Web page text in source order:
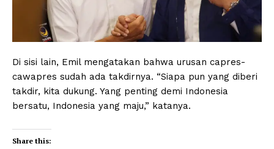
Di sisi lain, Emil mengatakan bahwa urusan capres-
cawapres sudah ada takdirnya. “Siapa pun yang diberi
takdir, kita dukung. Yang penting demi Indonesia
bersatu, Indonesia yang maju,” katanya.
Share this: